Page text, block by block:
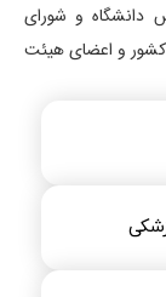
دانشگاه و شورای
کشور و اعضای هیئت